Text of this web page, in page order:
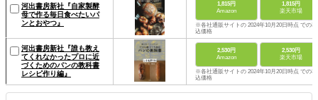
河出書房新社『自家製酵
母で作る毎日食べたいパ
ンとおやつ』
1,815円
Amazon
1,815円
楽天市場
※各社通販サイトの 2024年10月20日時点 での税
込価格
河出書房新社『誰も教え
てくれなかったプロに近
づくためのパンの教科書
レシピ作り編』
2,530円
Amazon
2,530円
楽天市場
※各社通販サイトの 2024年10月20日時点 での税
込価格